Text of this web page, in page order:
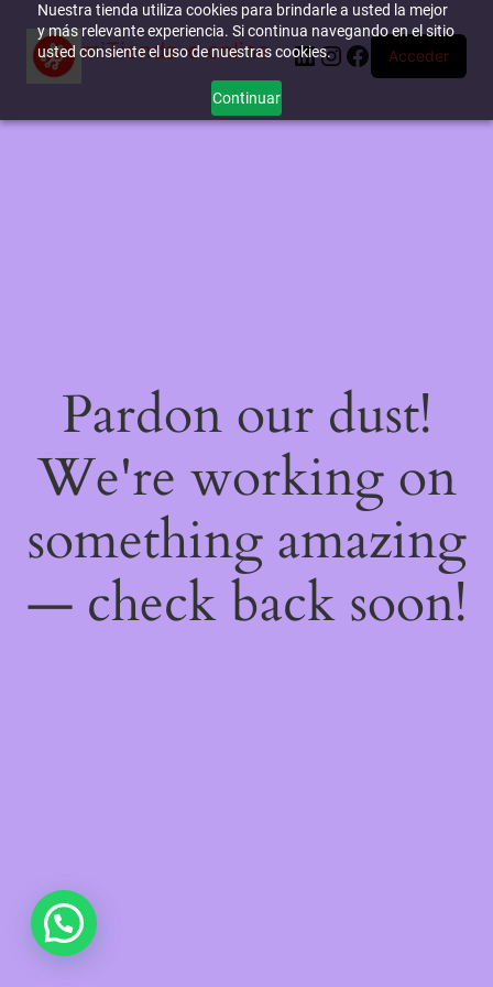
Nuestra tienda utiliza cookies para brindarle a usted la mejor
y más relevante experiencia. Si continua navegando en el sitio
usted consiente el uso de nuestras cookies.
Continuar
miTienda-e.online LinkedIn
Instagram
Facebook
Acceder
Pardon our dust!
We're working on
something amazing
— check back soon!